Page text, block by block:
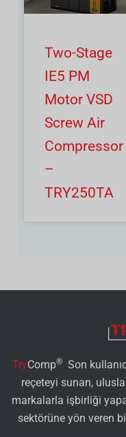
Two-Stage
IE5 PM
Motor VSD
Screw Air
Compressor
–
TRY250TA
TryComp®Son
reçeteyi sunan,
markalarla işbirliği
sektörüne yön veren